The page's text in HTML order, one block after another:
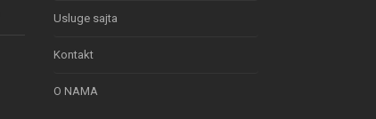
Usluge sajta
Kontakt
O NAMA